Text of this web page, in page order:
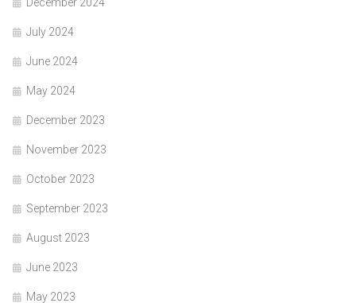
July 2024
June 2024
May 2024
December 2023
November 2023
October 2023
September 2023
August 2023
June 2023
May 2023